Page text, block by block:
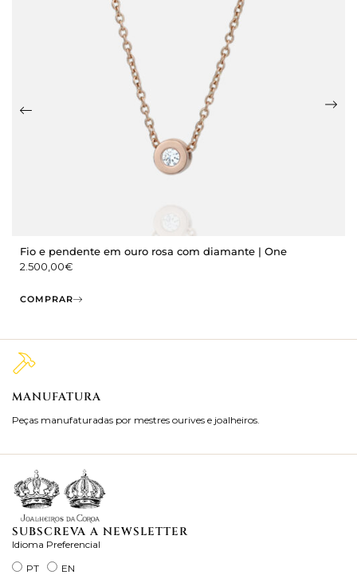
Fio e pendente em ouro rosa com diamante | One
2.500,00€
COMPRAR
MANUFATURA
Peças manufaturadas por mestres ourives e joalheiros.
SUBSCREVA A NEWSLETTER
Idioma Preferencial
PT
EN